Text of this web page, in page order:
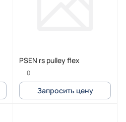
PSEN rs pulley flex
0
Запросить цену